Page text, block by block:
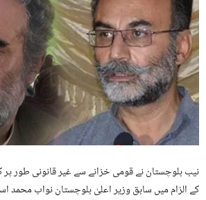
نیب بلوچستان نے قومی خزانے سے غیر قانونی طور
کے الزام میں سابق وزیر اعلیٰ بلوچستان نواب محمد